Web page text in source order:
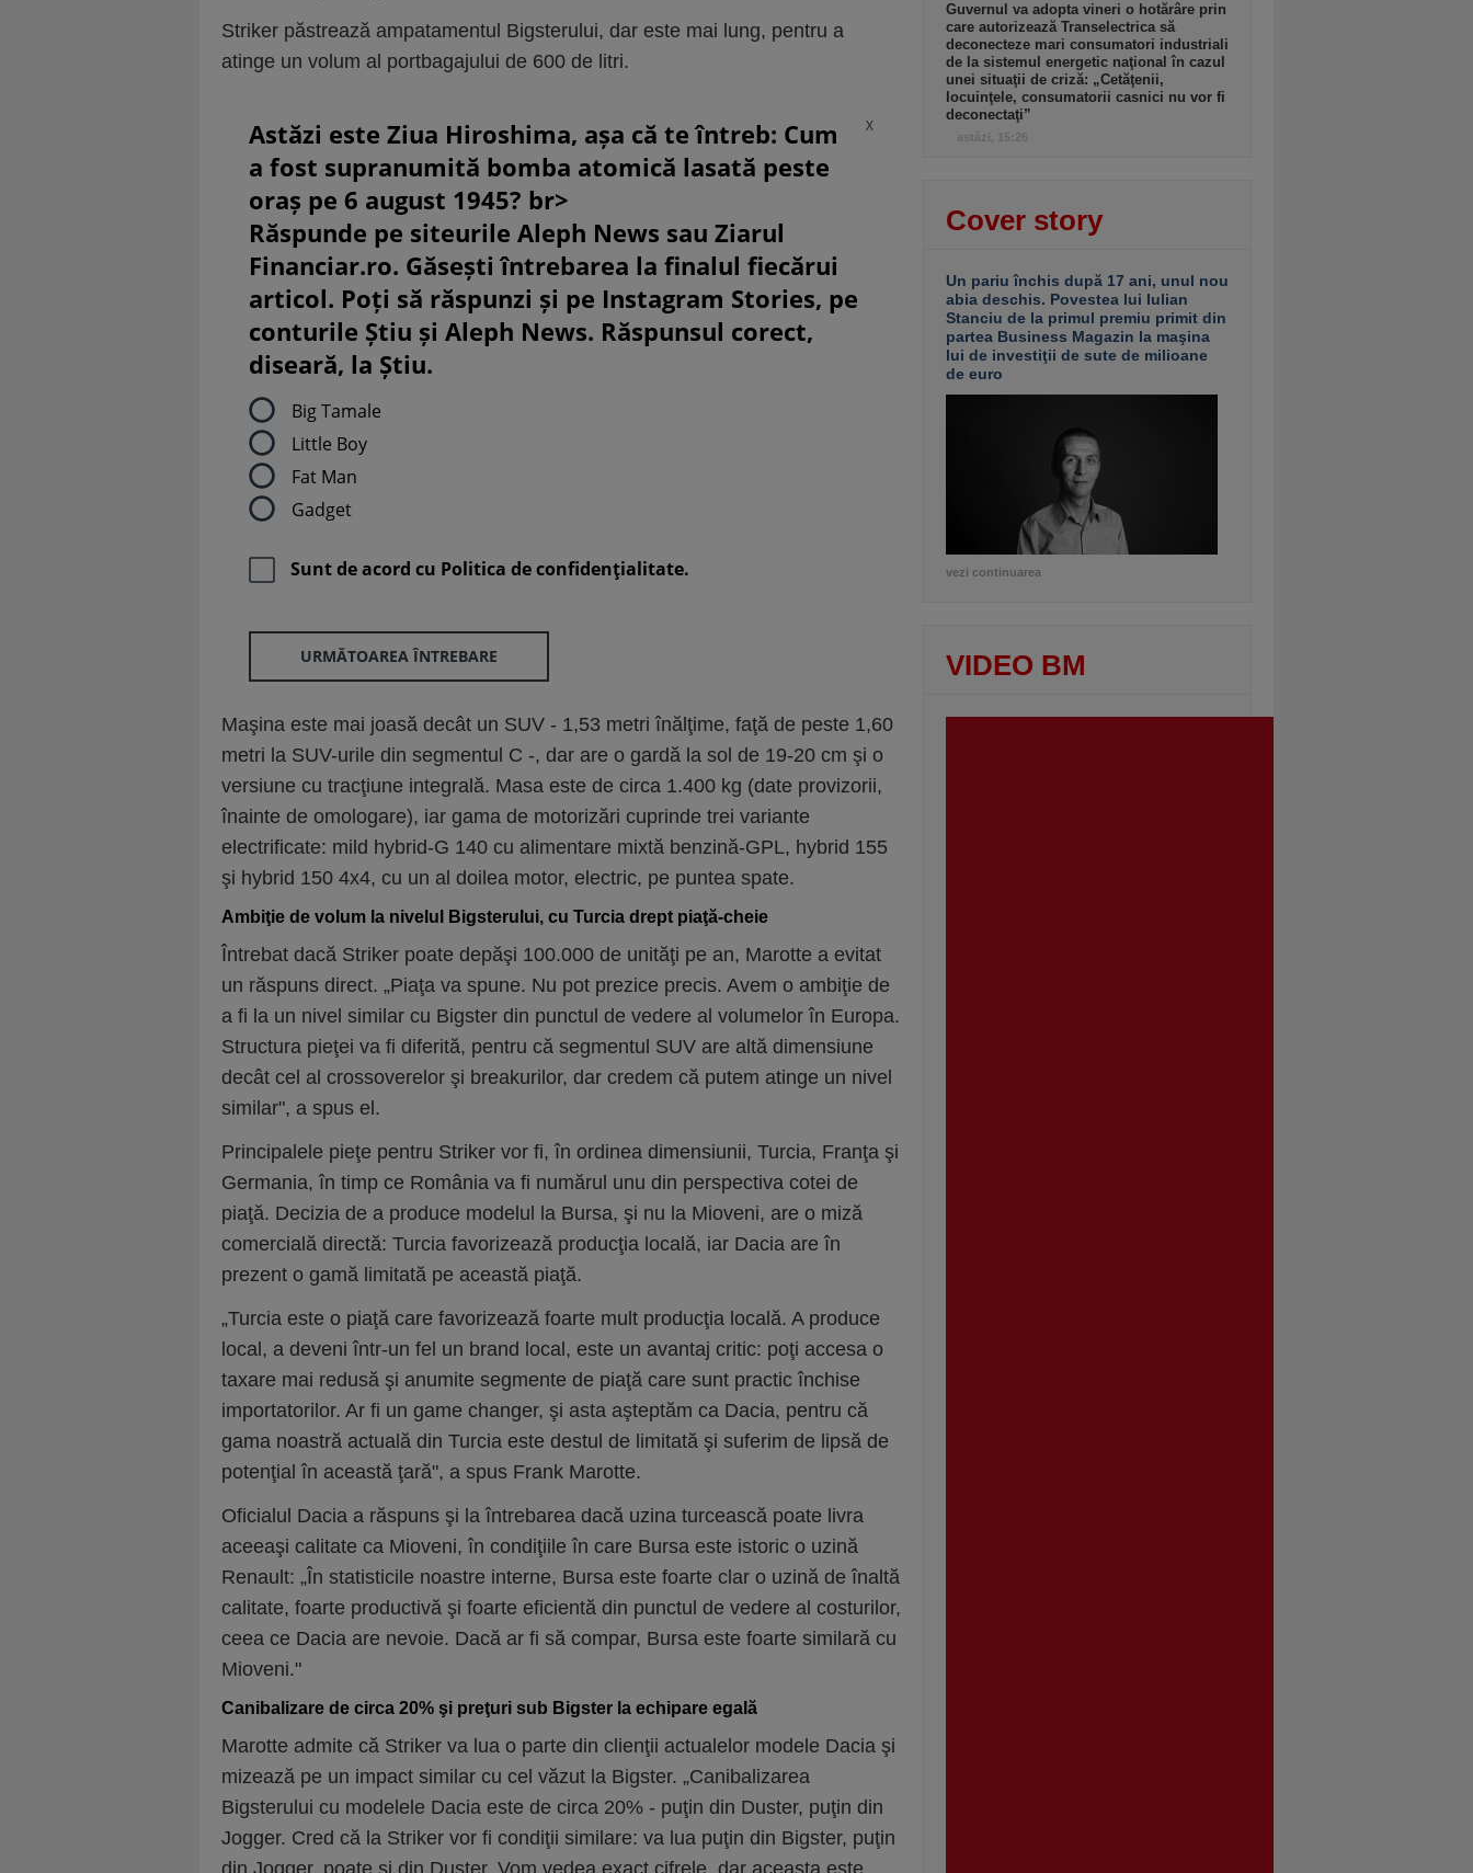
Striker păstrează ampatamentul Bigsterului, dar este mai lung, pentru a
atinge un volum al portbagajului de 600 de litri.
X
Astăzi este Ziua Hiroshima, așa că te întreb: Cum
a fost supranumită bomba atomică lasată peste
oraș pe 6 august 1945? br>
Răspunde pe siteurile Aleph News sau Ziarul
Financiar.ro. Găsești întrebarea la finalul fiecărui
articol. Poți să răspunzi și pe Instagram Stories, pe
conturile Știu și Aleph News. Răspunsul corect,
diseară, la Știu.
Big Tamale
Little Boy
Fat Man
Gadget
Sunt de acord cu Politica de confidenţialitate.
URMĂTOAREA ÎNTREBARE
Maşina este mai joasă decât un SUV - 1,53 metri înălţime, faţă de peste 1,60
metri la SUV-urile din segmentul C -, dar are o gardă la sol de 19-20 cm şi o
versiune cu tracţiune integrală. Masa este de circa 1.400 kg (date provizorii,
înainte de omologare), iar gama de motorizări cuprinde trei variante
electrificate: mild hybrid-G 140 cu alimentare mixtă benzină-GPL, hybrid 155
şi hybrid 150 4x4, cu un al doilea motor, electric, pe puntea spate.
Ambiţie de volum la nivelul Bigsterului, cu Turcia drept piaţă-cheie
Întrebat dacă Striker poate depăşi 100.000 de unităţi pe an, Marotte a evitat
un răspuns direct. „Piaţa va spune. Nu pot prezice precis. Avem o ambiţie de
a fi la un nivel similar cu Bigster din punctul de vedere al volumelor în Europa.
Structura pieţei va fi diferită, pentru că segmentul SUV are altă dimensiune
decât cel al crossoverelor şi breakurilor, dar credem că putem atinge un nivel
similar", a spus el.
Principalele pieţe pentru Striker vor fi, în ordinea dimensiunii, Turcia, Franţa şi
Germania, în timp ce România va fi numărul unu din perspectiva cotei de
piaţă. Decizia de a produce modelul la Bursa, şi nu la Mioveni, are o miză
comercială directă: Turcia favorizează producţia locală, iar Dacia are în
prezent o gamă limitată pe această piaţă.
„Turcia este o piaţă care favorizează foarte mult producţia locală. A produce
local, a deveni într-un fel un brand local, este un avantaj critic: poţi accesa o
taxare mai redusă şi anumite segmente de piaţă care sunt practic închise
importatorilor. Ar fi un game changer, şi asta aşteptăm ca Dacia, pentru că
gama noastră actuală din Turcia este destul de limitată şi suferim de lipsă de
potenţial în această ţară", a spus Frank Marotte.
Oficialul Dacia a răspuns şi la întrebarea dacă uzina turcească poate livra
aceeaşi calitate ca Mioveni, în condiţiile în care Bursa este istoric o uzină
Renault: „În statisticile noastre interne, Bursa este foarte clar o uzină de înaltă
calitate, foarte productivă şi foarte eficientă din punctul de vedere al costurilor,
ceea ce Dacia are nevoie. Dacă ar fi să compar, Bursa este foarte similară cu
Mioveni."
Canibalizare de circa 20% şi preţuri sub Bigster la echipare egală
Marotte admite că Striker va lua o parte din clienţii actualelor modele Dacia şi
mizează pe un impact similar cu cel văzut la Bigster. „Canibalizarea
Bigsterului cu modelele Dacia este de circa 20% - puţin din Duster, puţin din
Jogger. Cred că la Striker vor fi condiţii similare: va lua puţin din Bigster, puţin
din Jogger, poate şi din Duster. Vom vedea exact cifrele, dar aceasta este
Guvernul va adopta vineri o hotărâre prin
care autorizează Transelectrica să
deconecteze mari consumatori industriali
de la sistemul energetic naţional în cazul
unei situaţii de criză: „Cetăţenii,
locuinţele, consumatorii casnici nu vor fi
deconectaţi”
astăzi, 15:26
Cover story
Un pariu închis după 17 ani, unul nou
abia deschis. Povestea lui Iulian
Stanciu de la primul premiu primit din
partea Business Magazin la maşina
lui de investiţii de sute de milioane
de euro
vezi continuarea
VIDEO BM